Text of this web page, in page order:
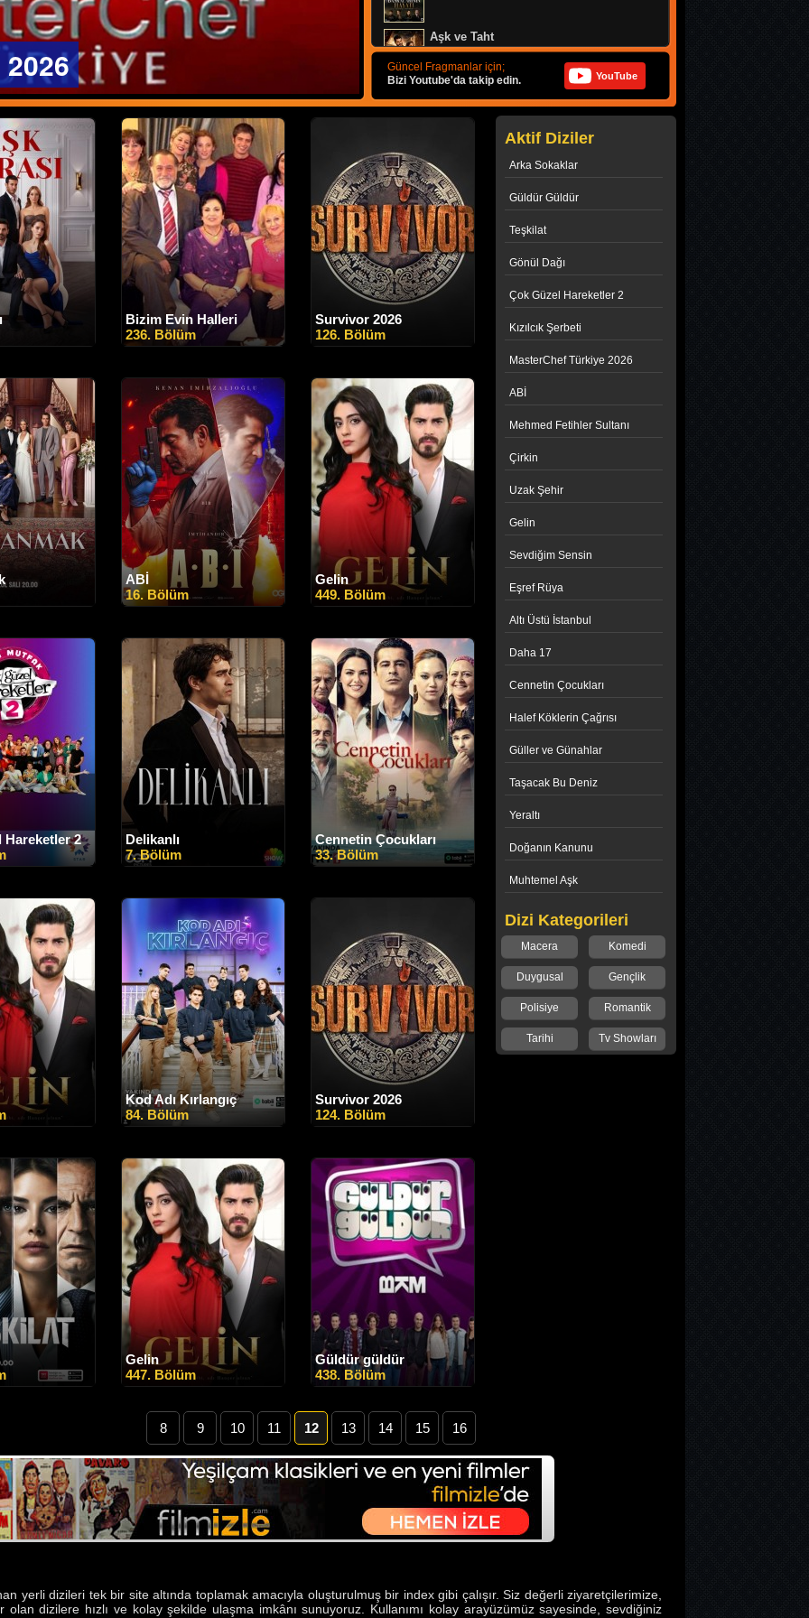
Aşk ve Taht
1. Bölüm
Mercan Köşk
1. Bölüm
Güldür güldür
426. Bölüm
Gelin
316. Bölüm
Güncel Fragmanlar için;
Bizi Youtube'da takip edin.
YouTube
Bizim Evin Halleri
236. Bölüm
Survivor 2026
126. Bölüm
ABİ
16. Bölüm
Gelin
449. Bölüm
Hareketler 2
Delikanlı
7. Bölüm
Cennetin Çocukları
33. Bölüm
Kod Adı Kırlangıç
84. Bölüm
Survivor 2026
124. Bölüm
Gelin
447. Bölüm
Güldür güldür
438. Bölüm
Aktif Diziler
Arka Sokaklar
Güldür Güldür
Teşkilat
Gönül Dağı
Çok Güzel Hareketler 2
Kızılcık Şerbeti
MasterChef Türkiye 2026
ABİ
Mehmed Fetihler Sultanı
Çirkin
Uzak Şehir
Gelin
Sevdiğim Sensin
Eşref Rüya
Altı Üstü İstanbul
Daha 17
Cennetin Çocukları
Halef Köklerin Çağrısı
Güller ve Günahlar
Taşacak Bu Deniz
Yeraltı
Doğanın Kanunu
Muhtemel Aşk
Dizi Kategorileri
Macera Komedi
Duygusal Gençlik
Polisiye Romantik
Tarihi Tv Showları
8 9 10 11 12 13 14 15 16
yerli dizileri tek bir site altında toplamak amacıyla oluşturulmuş bir index gibi çalışır. Siz değerli ziyaretçilerimize,
dizilere hızlı ve kolay şekilde ulaşma imkânı sunuyoruz. Kullanımı kolay arayüzümüz sayesinde, sevdiğiniz